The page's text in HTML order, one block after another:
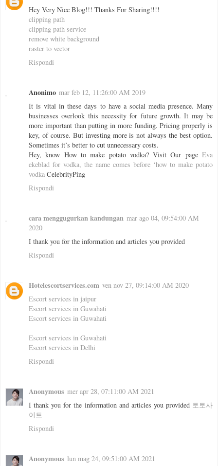
Hey Very Nice Blog!!! Thanks For Sharing!!!!
clipping path
clipping path service
remove white background
raster to vector
Rispondi
Anonimo mar feb 12, 11:26:00 AM 2019
It is vital in these days to have a social media presence. Many
businesses overlook this necessity for future growth. It may be
more important than putting in more funding. Pricing properly is
key, of course. But investing more is not always the best option.
Sometimes it’s better to cut unnecessary costs.
Hey, know How to make potato vodka? Visit Our page Eva
ekeblad for vodka, the name comes before ‘how to make potato
vodka CelebrityPing
Rispondi
cara menggugurkan kandungan mar ago 04, 09:54:00 AM
2020
I thank you for the information and articles you provided
Rispondi
Hotelescortservices.com ven nov 27, 09:14:00 AM 2020
Escort services in jaipur
Escort services in Guwahati
Escort services in Guwahati
Escort services in Guwahati
Escort services in Delhi
Rispondi
Anonymous mer apr 28, 07:11:00 AM 2021
I thank you for the information and articles you provided 토토사
이트
Rispondi
Anonymous lun mag 24, 09:51:00 AM 2021